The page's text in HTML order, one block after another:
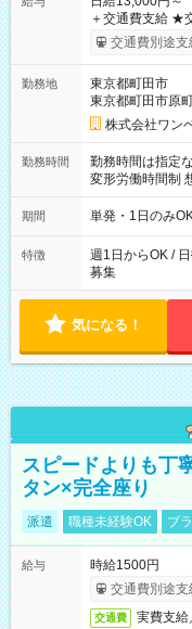
＋交通費支給 ★交通費全額支給！ ┗案件により規定あり ★日払
いOK！（規定
ンビニATMから 日払
交通費別途支
勤務地
東京都町田市
東京都町田市原
株式会社ワン
勤務時間
勤務時間は指定
変形労働時間制 想定労働
～21：00
期間 単発・1日のみ
特徴
週1日からOK /
募集
気になる！
スピードよりも丁
タン×完全座り
派遣 職種未経験OK ブ
給与
時給1500円
交通費別途支
交通費
実費支